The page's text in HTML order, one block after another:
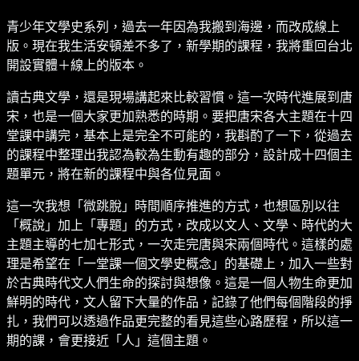
青少年文學史系列，過去一年因為我搬到海邊，而改成線上
版。現在我生活安頓差不多了，新學期的課程，我將重回台北
開設實體＋線上的版本。
讀古典文學，還是現場講起來比較習慣。這一次時代進展到唐
宋，也是一個大家更加熟悉的時期。要把唐宋各大主題在十四
堂課中講完，基本上是完全不可能的，我斟酌了一下，從過去
的課程中整理出我認為較為生動有趣的部分，設計成十四個主
題單元，將在新的課程中與各位見面。
這一次我想「微跳脫」時間順序推進的方式，也想區別以往
「概說」加上「專題」的方式，改成以文人、文學、時代的大
主題主導的七加七形式，一次走完唐與宋兩個時代。這樣的處
理是希望在「一堂課一個文學史概念」的基礎上，加入一些對
於古典時代文人們生命的探討與想像。這是一個人物生命更加
鮮明的時代，文人留下大量的作品，記錄了他們每個階段的掙
扎，我們可以透過作品更完整的看見這些心路歷程，所以這一
期的課，會更接近「人」這個主題。